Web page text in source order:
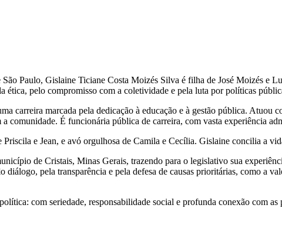
Paulo, Gislaine Ticiane Costa Moizés Silva é filha de José Moizés e
ética, pelo compromisso com a coletividade e pela luta por políticas
carreira marcada pela dedicação à educação e à gestão pública.
comunidade. É funcionária pública de carreira, com vasta experiência
e Jean, e avó orgulhosa de Camila e Cecília. Gislaine concilia a
de Cristais, Minas Gerais, trazendo para o legislativo sua
diálogo, pela transparência e pela defesa de causas prioritárias, como a
com seriedade, responsabilidade social e profunda conexão com